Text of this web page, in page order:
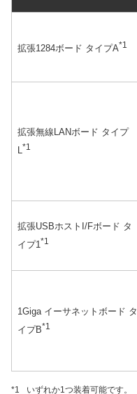
拡張1284ボード タイプA*1
拡張無線LANボード タイプ
L*1
拡張USBホストI/Fボード タ
イプ1*1
1Giga イーサネットボード タ
イプB*1
*1 いずれか1つ装着可能です。